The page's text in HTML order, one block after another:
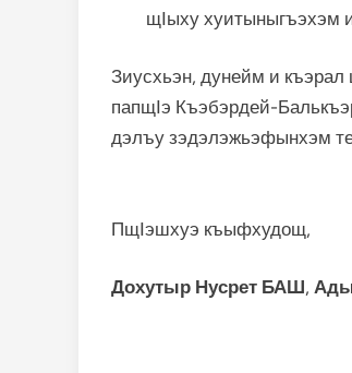
щӀыху хуитыныгъэхэм
Зиусхьэн, дунейм и
папщӀэ Къэбэрдей-
дэлъу зэдэлэжьэфынхэм
ПщӀэшхуэ къыфхудощ,
Дохутыр Нусрет БАШ,